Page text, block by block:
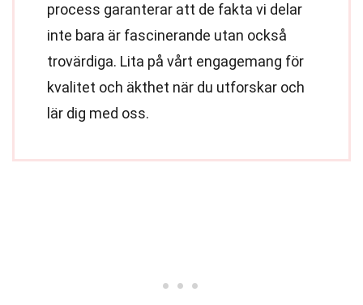
process garanterar att de fakta vi delar
inte bara är fascinerande utan också
trovärdiga. Lita på vårt engagemang för
kvalitet och äkthet när du utforskar och
lär dig med oss.